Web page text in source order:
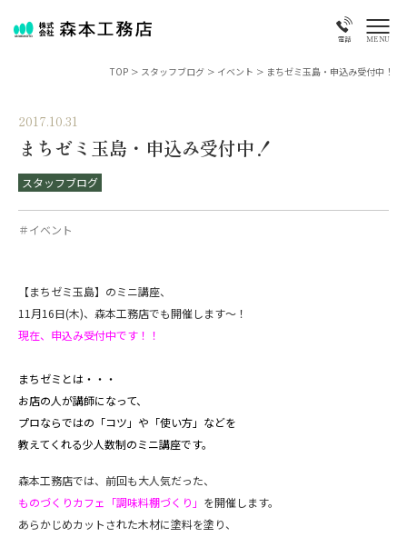
電話 MENU
TOP > スタッフブログ > イベント > まちゼミ玉島・申込み受付中！
2017.10.31
まちゼミ玉島・申込み受付中！
スタッフブログ
＃イベント
【まちゼミ玉島】のミニ講座、
11月16日(木)、森本工務店でも開催します～！
現在、申込み受付中です！！
まちゼミとは・・・
お店の人が講師になって、
プロならではの「コツ」や「使い方」などを
教えてくれる少人数制のミニ講座です。
森本工務店では、前回も大人気だった、
ものづくりカフェ「調味料棚づくり」 を開催します。
あらかじめカットされた木材に塗料を塗り、